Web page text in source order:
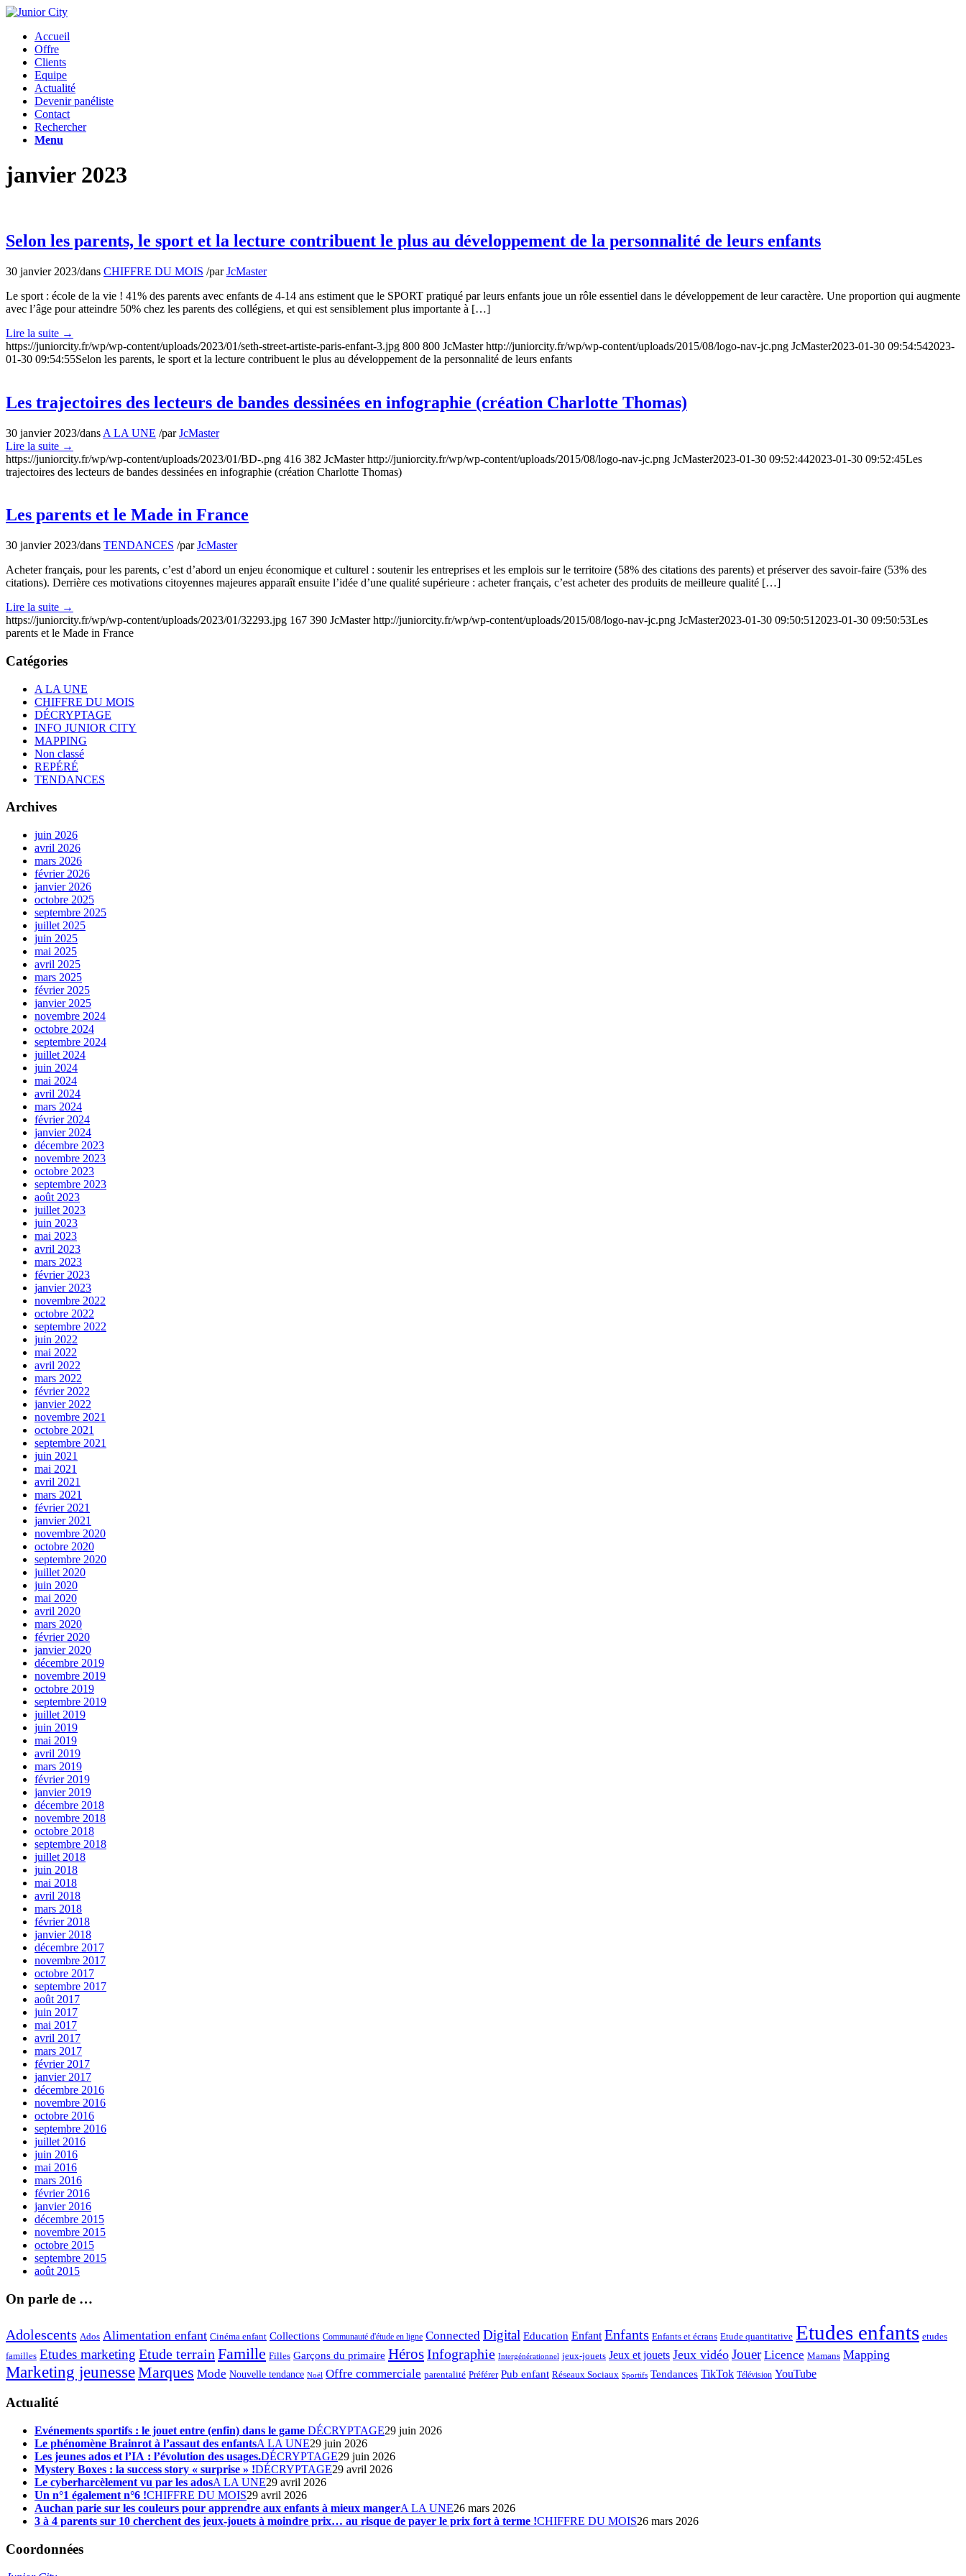
Accueil
Offre
Clients
Equipe
Actualité
Devenir panéliste
Contact
Rechercher
Menu
janvier 2023
Selon les parents, le sport et la lecture contribuent le plus au développement de la personnalité de leurs enfants
30 janvier 2023/dans CHIFFRE DU MOIS /parJcMaster
Le sport : école de la vie ! 41% des parents avec enfants de 4-14 ans estiment que le SPORT pratiqué par leurs enfants joue un rôle essentiel dans le développement de leur caractère. Une proportion qui augmente
avec l’âge pour atteindre 50% chez les parents des collégiens, et qui est sensiblement plus importante à […]
Lire la suite →
https://juniorcity.fr/wp/wp-content/uploads/2023/01/seth-street-artiste-paris-enfant-3.jpg 800 800 JcMaster http://juniorcity.fr/wp/wp-content/uploads/2015/08/logo-nav-jc.png JcMaster2023-01-30 09:54:542023-
01-30 09:54:55Selon les parents, le sport et la lecture contribuent le plus au développement de la personnalité de leurs enfants
Les trajectoires des lecteurs de bandes dessinées en infographie (création Charlotte Thomas)
30 janvier 2023/dans A LA UNE /parJcMaster
Lire la suite →
https://juniorcity.fr/wp/wp-content/uploads/2023/01/BD-.png 416 382 JcMaster http://juniorcity.fr/wp/wp-content/uploads/2015/08/logo-nav-jc.png JcMaster2023-01-30 09:52:442023-01-30 09:52:45Les
trajectoires des lecteurs de bandes dessinées en infographie (création Charlotte Thomas)
Les parents et le Made in France
30 janvier 2023/dans TENDANCES /parJcMaster
Acheter français, pour les parents, c’est d’abord un enjeu économique et culturel : soutenir les entreprises et les emplois sur le territoire (58% des citations des parents) et préserver des savoir-faire (53% des
citations). Derrière ces motivations citoyennes majeures apparaît ensuite l’idée d’une qualité supérieure : acheter français, c’est acheter des produits de meilleure qualité […]
Lire la suite →
https://juniorcity.fr/wp/wp-content/uploads/2023/01/32293.jpg 167 390 JcMaster http://juniorcity.fr/wp/wp-content/uploads/2015/08/logo-nav-jc.png JcMaster2023-01-30 09:50:51 2023-01-30 09:50:53Les
parents et le Made in France
Catégories
A LA UNE
CHIFFRE DU MOIS
DÉCRYPTAGE
INFO JUNIOR CITY
MAPPING
Non classé
REPÉRÉ
TENDANCES
Archives
juin 2026
avril 2026
mars 2026
février 2026
janvier 2026
octobre 2025
septembre 2025
juillet 2025
juin 2025
mai 2025
avril 2025
mars 2025
février 2025
janvier 2025
novembre 2024
octobre 2024
septembre 2024
juillet 2024
juin 2024
mai 2024
avril 2024
mars 2024
février 2024
janvier 2024
décembre 2023
novembre 2023
octobre 2023
septembre 2023
août 2023
juillet 2023
juin 2023
mai 2023
avril 2023
mars 2023
février 2023
janvier 2023
novembre 2022
octobre 2022
septembre 2022
juin 2022
mai 2022
avril 2022
mars 2022
février 2022
janvier 2022
novembre 2021
octobre 2021
septembre 2021
juin 2021
mai 2021
avril 2021
mars 2021
février 2021
janvier 2021
novembre 2020
octobre 2020
septembre 2020
juillet 2020
juin 2020
mai 2020
avril 2020
mars 2020
février 2020
janvier 2020
décembre 2019
novembre 2019
octobre 2019
septembre 2019
juillet 2019
juin 2019
mai 2019
avril 2019
mars 2019
février 2019
janvier 2019
décembre 2018
novembre 2018
octobre 2018
septembre 2018
juillet 2018
juin 2018
mai 2018
avril 2018
mars 2018
février 2018
janvier 2018
décembre 2017
novembre 2017
octobre 2017
septembre 2017
août 2017
juin 2017
mai 2017
avril 2017
mars 2017
février 2017
janvier 2017
décembre 2016
novembre 2016
octobre 2016
septembre 2016
juillet 2016
juin 2016
mai 2016
mars 2016
février 2016
janvier 2016
décembre 2015
novembre 2015
octobre 2015
septembre 2015
août 2015
On parle de …
Adolescents Ados Alimentation enfant Cinéma enfant Collections Communauté d'étude en ligne Connected Digital Education Enfant Enfants Enfants et écrans Etude quantitative Etudes enfants etudes
familles Etudes marketing Etude terrain Famille Filles Garçons du primaire HérosInfographie Intergénérationnel jeux-jouets Jeux et jouets Jeux vidéo Jouer Licence Mamans Mapping
Marketing jeunesseMarques Mode Nouvelle tendance Noël Offre commerciale parentalité Préférer Pub enfant Réseaux Sociaux Sportifs Tendances TikTok Télévision YouTube
Actualité
Evénements sportifs : le jouet entre (enfin) dans le game DÉCRYPTAGE29 juin 2026
Le phénomène Brainrot à l’assaut des enfantsA LA UNE29 juin 2026
Les jeunes ados et l’IA : l’évolution des usages.DÉCRYPTAGE29 juin 2026
Mystery Boxes : la success story « surprise » !DÉCRYPTAGE29 avril 2026
Le cyberharcèlement vu par les adosA LA UNE29 avril 2026
Un n°1 également n°6 !CHIFFRE DU MOIS29 avril 2026
Auchan parie sur les couleurs pour apprendre aux enfants à mieux mangerA LA UNE26 mars 2026
3 à 4 parents sur 10 cherchent des jeux-jouets à moindre prix… au risque de payer le prix fort à terme !CHIFFRE DU MOIS26 mars 2026
Coordonnées